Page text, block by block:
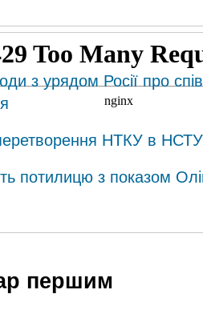
з урядом Росії про
НТКУ в НСТУ
потилицю з показом
першим